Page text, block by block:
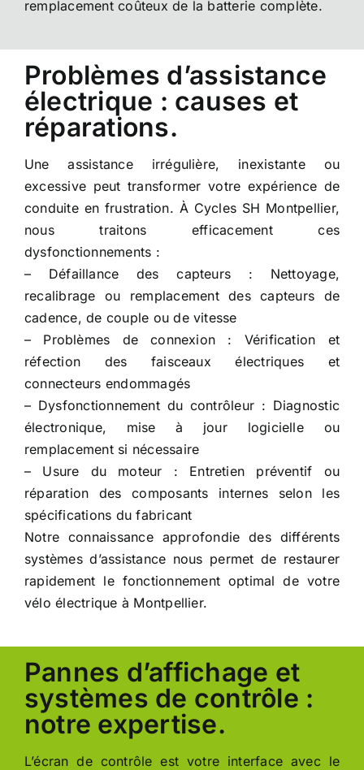
remplacement coûteux de la batterie complète.
Problèmes d’assistance
électrique : causes et
réparations.
Une assistance irrégulière, inexistante ou
excessive peut transformer votre expérience de
conduite en frustration. À Cycles SH Montpellier,
nous traitons efficacement ces
dysfonctionnements :
– Défaillance des capteurs : Nettoyage,
recalibrage ou remplacement des capteurs de
cadence, de couple ou de vitesse
– Problèmes de connexion : Vérification et
réfection des faisceaux électriques et
connecteurs endommagés
– Dysfonctionnement du contrôleur : Diagnostic
électronique, mise à jour logicielle ou
remplacement si nécessaire
– Usure du moteur : Entretien préventif ou
réparation des composants internes selon les
spécifications du fabricant
Notre connaissance approfondie des différents
systèmes d’assistance nous permet de restaurer
rapidement le fonctionnement optimal de votre
vélo électrique à Montpellier.
Pannes d’affichage et
systèmes de contrôle :
notre expertise.
L’écran de contrôle est votre interface avec le